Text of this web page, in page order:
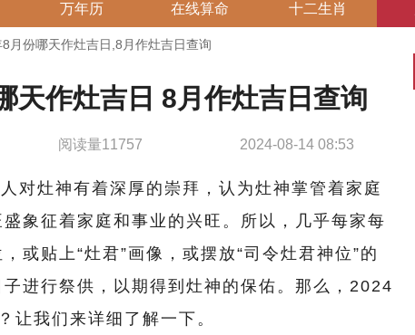
万年历 在线算命 十二生肖
月份哪天作灶吉日,8月作灶吉日查询
天作灶吉日 8月作灶吉日查询
阅读量11757 2024-08-14 08:53
对灶神有着深厚的崇拜，认为灶神掌管着家庭
象征着家庭和事业的兴旺。所以，几乎每家每
或贴上“灶君”画像，或摆放“司令灶君神位”的
进行祭供，以期得到灶神的保佑。那么，2024
让我们来详细了解一下。